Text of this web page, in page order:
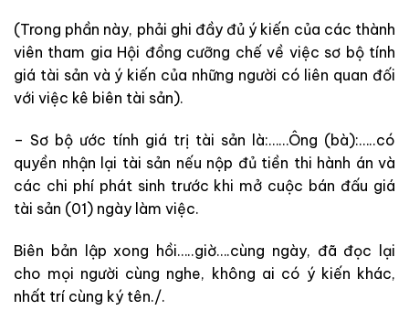
(Trong phần này, phải ghi đầy đủ ý kiến của các thành
viên tham gia Hội đồng cưỡng chế về việc sơ bộ tính
giá tài sản và ý kiến của những người có liên quan đối
với việc kê biên tài sản).
– Sơ bộ ước tính giá trị tài sản là:……Ông (bà):…..có
quyền nhận lại tài sản nếu nộp đủ tiền thi hành án và
các chi phí phát sinh trước khi mở cuộc bán đấu giá
tài sản (01) ngày làm việc.
Biên bản lập xong hồi…..giờ….cùng ngày, đã đọc lại
cho mọi người cùng nghe, không ai có ý kiến khác,
nhất trí cùng ký tên./.